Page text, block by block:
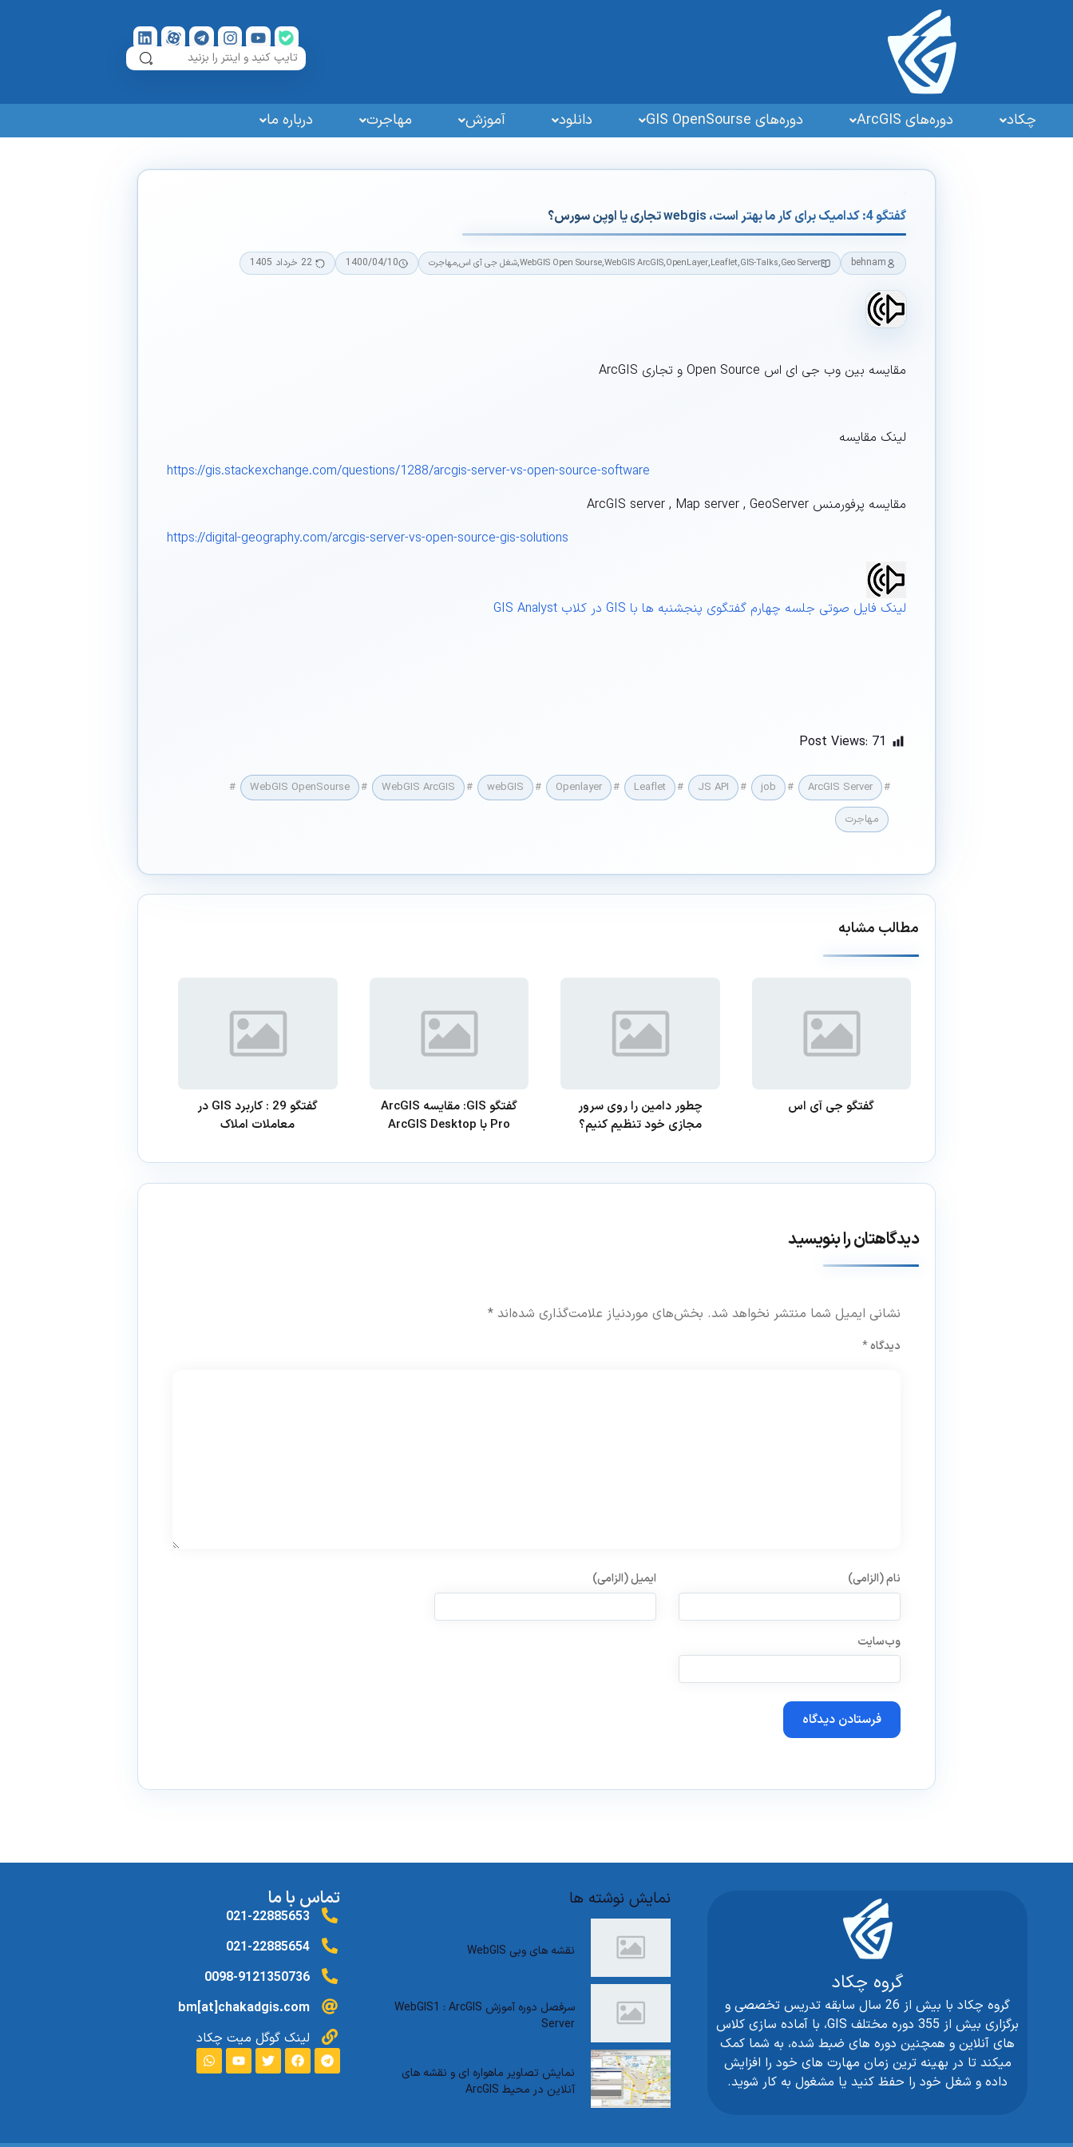
چکاد دوره‌های ArcGIS دوره‌های GIS OpenSourse دانلود آموزش مهاجرت درباره ما
گفتگو 4: کدامیک برای کار ما بهتر است، webgis تجاری یا اوپن سورس؟
behnam
Geo Server
,
GIS-Talks
,
Leaflet
,
OpenLayer
,
WebGIS ArcGIS
,
WebGIS Open Sourse
,شغل جی آی اس,مهاجرت 1400/04/10 22 خرداد 1405
مقایسه بین وب جی ای اس Open Source و تجاری ArcGIS
لینک مقایسه
https://gis.stackexchange.com/questions/1288/arcgis-server-vs-open-source-software
مقایسه پرفورمنس ArcGIS server , Map server , GeoServer
https://digital-geography.com/arcgis-server-vs-open-source-gis-solutions
لینک فایل صوتی جلسه چهارم گفتگوی پنجشنبه ها با GIS در کلاب GIS Analyst
Post Views: 71
#
ArcGIS Server
#
job
#
JS API
#
Leaflet
#
Openlayer
#
webGIS
#
WebGIS ArcGIS
#
WebGIS OpenSourse
#
مهاجرت
مطالب مشابه
گفتگو جی آی اس
چطور دامین را روی سرور
مجازی خود تنظیم کنیم؟
گفتگو GIS: مقایسه ArcGIS
Pro با ArcGIS Desktop
گفتگو 29 : کاربرد GIS در
معاملات املاک
دیدگاهتان را بنویسید
نشانی ایمیل شما منتشر نخواهد شد. بخش‌های موردنیاز علامت‌گذاری شده‌اند*
دیدگاه*
نام (الزامی) ایمیل (الزامی)
وب‌سایت
گروه چکاد
گروه چکاد با بیش از 26 سال سابقه تدریس تخصصی و
برگزاری بیش از 355 دوره مختلف GIS، با آماده سازی کلاس
های آنلاین و همچنین دوره های ضبط شده، به شما کمک
میکند تا در بهینه ترین زمان مهارت های خود را افزایش
داده و شغل خود را حفظ کنید یا مشغول به کار شوید.
نمایش نوشته ها
نقشه های وبی WebGIS
سرفصل دوره آموزش WebGIS1 : ArcGIS
Server
نمایش تصاویر ماهواره ای و نقشه های
آنلاین در محیط ArcGIS
تماس با ما
021-22885653
021-22885654
0098-9121350736
bm[at]chakadgis.com
لینک گوگل میت چکاد